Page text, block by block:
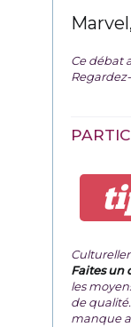
Ce débat
Faites un
les
de
manque